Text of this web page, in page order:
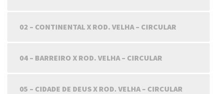
02 – CONTINENTAL X ROD. VELHA – CIRCULAR
04 – BARREIRO X ROD. VELHA – CIRCULAR
05 – CIDADE DE DEUS X ROD. VELHA – CIRCULAR